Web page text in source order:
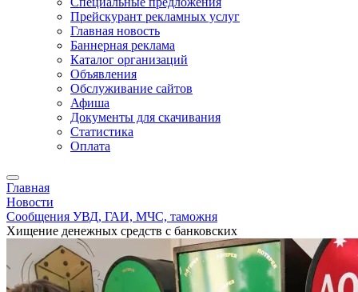
Прейскурант рекламных услуг
Главная новость
Баннерная реклама
Каталог организаций
Объявления
Обслуживание сайтов
Афиша
Документы для скачивания
Статистика
Оплата
Главная
Новости
Сообщения УВД, ГАИ, МЧС, таможня
Хищение денежных средств с банковских